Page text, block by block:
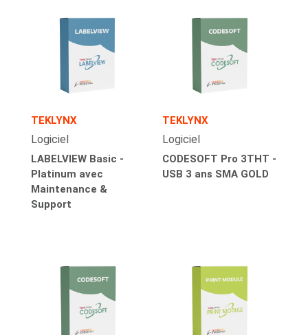
TEKLYNX
Logiciel
LABELVIEW Basic -
Platinum avec
Maintenance &
Support
TEKLYNX
Logiciel
CODESOFT Pro 3THT -
USB 3 ans SMA GOLD